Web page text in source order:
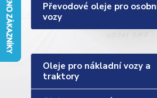
Převodové oleje pro
vozy
Oleje pro nákladní vozy a
traktory